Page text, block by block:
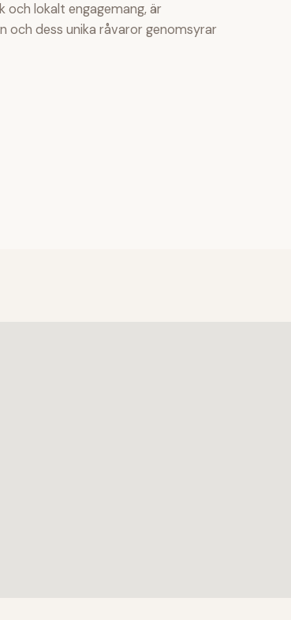
och lokalt engagemang, är
och dess unika råvaror genomsyrar